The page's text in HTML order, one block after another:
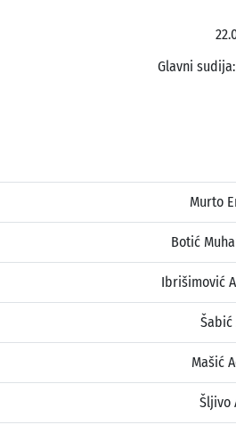
Glavni sudija:
Murto
Botić
Ibrišimović
Šabić
Mašić
Šljivo